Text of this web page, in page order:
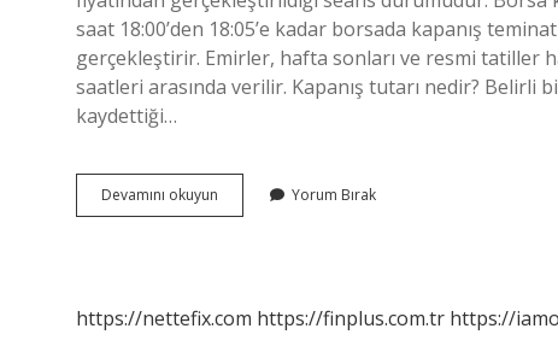
saat 18:00’den 18:05’e kadar borsada kapanış
gerçekleştirir. Emirler, hafta sonları ve resmi tatiller
saatleri arasında verilir. Kapanış tutarı nedir?
kaydettiği…
Devamını okuyun Kapanış
Seansı
Yorum Bırak
https://nettefix.com https://finplus.com.tr https://